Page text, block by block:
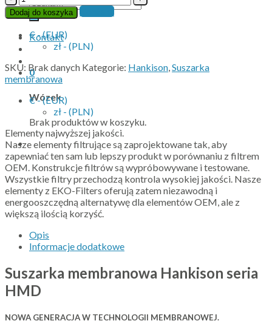
Kontakt
0
Wózek
Brak produktów w koszyku.
Suszarka
membranowa
Hankison
seria
HMD
Dodaj do koszyka
Kontakt
€ - (EUR)
zł - (PLN)
SKU: Brak danych Kategorie: Hankison,Suszarka
membranowa
€ - (EUR)
zł - (PLN)
Elementy najwyższej jakości.
Nasze elementy filtrujące są zaprojektowane tak, aby
zapewniać ten sam lub lepszy produkt w porównaniu z filtrem
OEM. Konstrukcje filtrów są wypróbowywane i testowane.
Wszystkie filtry przechodzą kontrola wysokiej jakości. Nasze
elementy z EKO-Filters oferują zatem niezawodną i
energooszczędną alternatywę dla elementów OEM, ale z
większą ilością korzyść.
Opis
Informacje dodatkowe
Suszarka membranowa Hankison seria
HMD
NOWA GENERACJA W TECHNOLOGII MEMBRANOWEJ.